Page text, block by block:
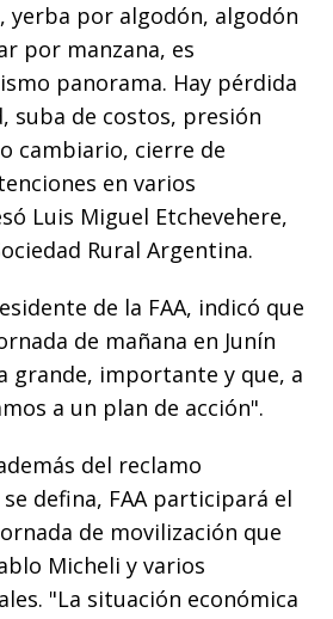
yerba por algodón, algodón
por manzana, es
panorama. Hay pérdida
suba de costos, presión
cambiario, cierre de
en varios
Luis Miguel Etchevehere,
Rural Argentina.
de la FAA, indicó que
de mañana en Junín
grande, importante y que, a
a un plan de acción".
del reclamo
defina, FAA participará el
de movilización que
Micheli y varios
"La situación económica